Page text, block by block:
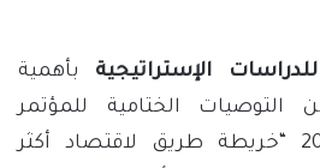
الإستراتيجية بأهمية
التوصيات الختامية للمؤتمر
الاقتصادي لمصر 2022 “خريطة طريق لاقتصاد أكثر